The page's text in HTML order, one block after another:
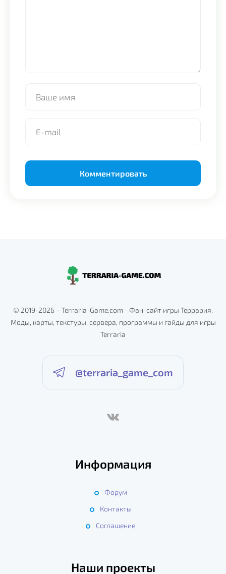
© 2019-2026 – Terraria-Game.com - Фан-сайт игры Террария.
Моды, карты, текстуры, сервера, программы и гайды для игры
Terraria
@terraria_game_com
Информация
Форум
Контакты
Соглашение
Наши проекты